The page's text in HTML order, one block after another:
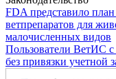
FDA представило
ветпрепаратов для
малочисленных видов
Пользователи ВетИС
без привязки учетной